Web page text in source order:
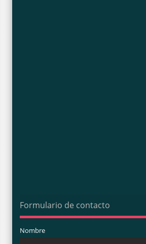
Formulario de contacto
Nombre